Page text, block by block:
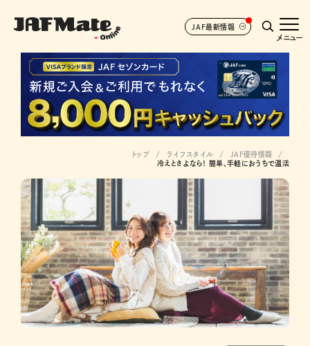
JAF最新情報
メニュー
トップ ライフスタイル
JAF優待情報
冷えとさよなら！ 簡単、手軽におうちで温活